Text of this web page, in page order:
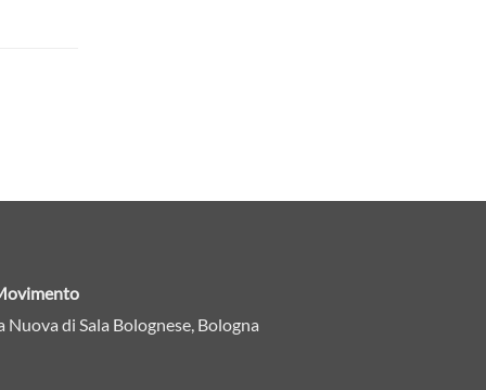
di Sala Bolognese, Bologna